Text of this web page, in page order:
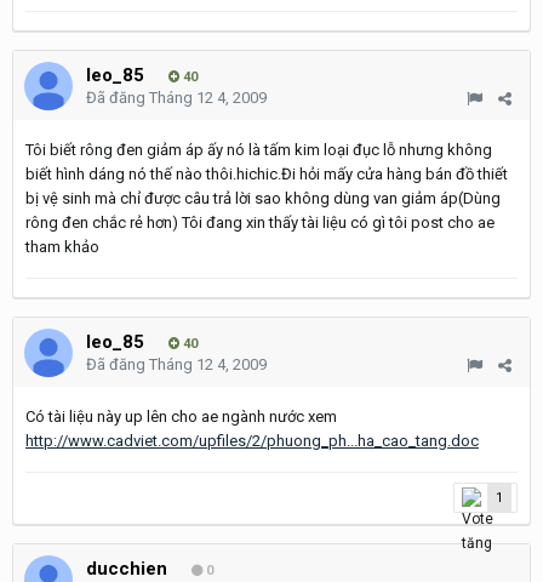
leo_85 40
Đã đăng Tháng 12 4, 2009
Tôi biết rông đen giảm áp ấy nó là tấm kim loại đục lỗ nhưng không
biết hình dáng nó thế nào thôi.hichic.Đi hỏi mấy cửa hàng bán đồ thiết
bị vệ sinh mà chỉ được câu trả lời sao không dùng van giảm áp(Dùng
rông đen chắc rẻ hơn) Tôi đang xin thấy tài liệu có gì tôi post cho ae
tham khảo
leo_85 40
Đã đăng Tháng 12 4, 2009
Có tài liệu này up lên cho ae ngành nước xem
http://www.cadviet.com/upfiles/2/phuong_ph...ha_cao_tang.doc
1
ducchien 0